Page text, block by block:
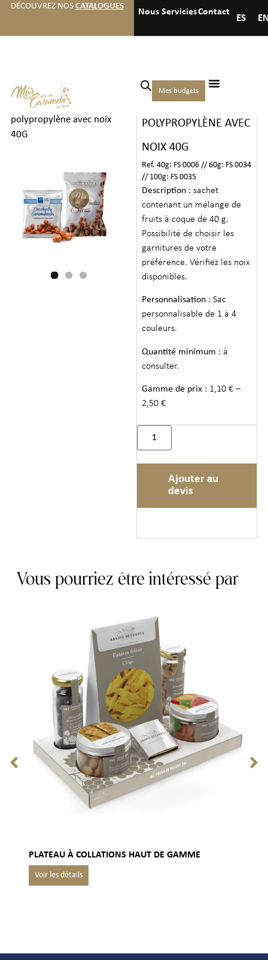
DÉCOUVREZ NOS CATALOGUES
Nous ServiciesContact
ES
Mes budgets
Accueil
Noix et
collations/Noix
polypropylène avec noix
40G
SACHET
POLYPROPYLÈNE AVEC
NOIX 40G
Ref. 40g: FS 0006 // 60g: FS 0034
// 100g: FS 0035
Description : sachet
contenant un mélange de
fruits à coque de 40 g.
Possibilité de choisir les
garnitures de votre
préférence. Vérifiez les noix
disponibles.
Personnalisation : Sac
personnalisable de 1 à 4
couleurs.
Quantité minimum : à
consulter.
Gamme de prix : 1,10 € –
2,50 €
Ajouter au
devis
Vous pourriez être intéressé par
PLATEAU À COLLATIONS HAUT DE GAMME